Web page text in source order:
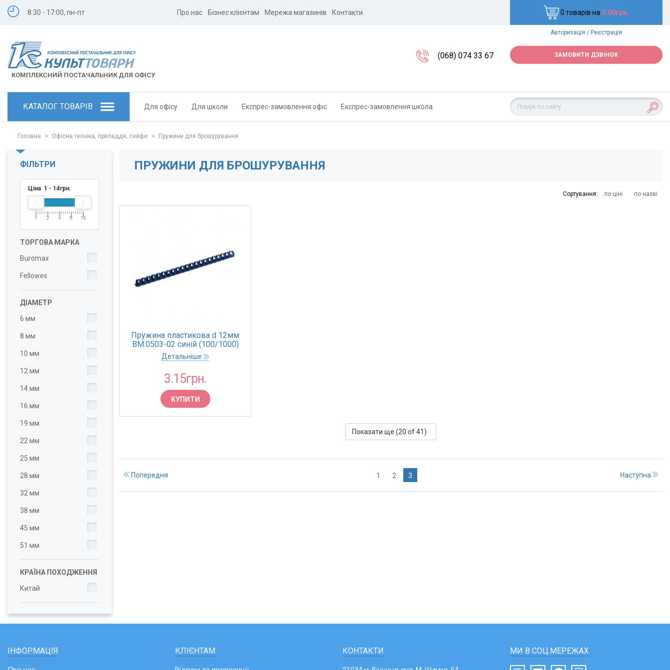
8:30 - 17:00, пн-пт Про нас Бізнес клієнтам Мережа магазинів Контакти 0 товарів на 0.00грн.
Авторизація / Реєстрація
КОМПЛЕКСНИЙ ПОСТАЧАЛЬНИК ДЛЯ ОФІСУ
(068) 074 33 67 ЗАМОВИТИ ДЗВІНОК
КАТАЛОГ ТОВАРІВ Для офісу Для школи Експрес-замовлення офіс Експрес-замовлення школа
Головна > Офісна техніка, приладдя, сейфи > Пружини для брошурування
ФІЛЬТРИ
Ціна 1 - 14грн.
1 2 4 8 14
ТОРГОВА МАРКА
Buromax
Fellowes
ДІАМЕТР
6 мм
8 мм
10 мм
12 мм
14 мм
16 мм
19 мм
22 мм
25 мм
28 мм
32 мм
38 мм
45 мм
51 мм
КРАЇНА ПОХОДЖЕННЯ
Китай
ПРУЖИНИ ДЛЯ БРОШУРУВАННЯ
Сортування: по ціні по назві
Пружина пластикова d 12мм
BM.0503-02 синій (100/1000)
Детальніше
3.15грн.
КУПИТИ
Показати ще (20 of 41)
Попередня 1 2 3 Наступна
ІНФОРМАЦІЯ КЛІЄНТАМ КОНТАКТИ МИ В СОЦ.МЕРЕЖАХ